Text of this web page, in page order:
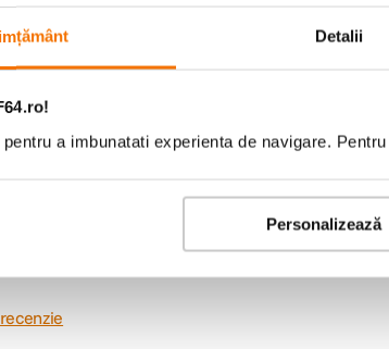
Detalii
a imbunatati experienta de navigare.
Personalizează